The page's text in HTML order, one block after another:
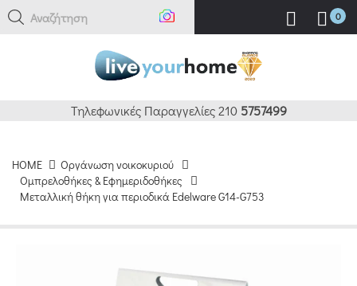
Αναζήτηση ε 0
Τηλεφωνικές Παραγγελίες 210 5757499
HOME
Οργάνωση νοικοκυριού
Ομπρελοθήκες & Εφημεριδοθήκες
Μεταλλική θήκη για περιοδικά Edelware G14-G753